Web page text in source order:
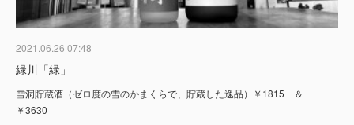
2021.06.26 07:48
緑川「緑」
雪洞貯蔵酒（ゼロ度の雪のかまくらで、貯蔵した逸品）￥1815 ＆
￥3630